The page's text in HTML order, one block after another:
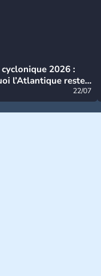
cyclonique 2026 :
l’Atlantique reste
22/07